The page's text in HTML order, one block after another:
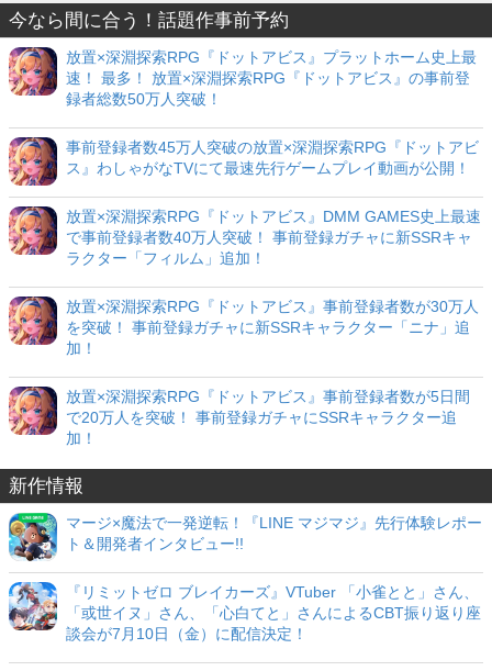
今なら間に合う！話題作事前予約
放置×深淵探索RPG『ドットアビス』プラットホーム史上最
速！ 最多！ 放置×深淵探索RPG『ドットアビス』の事前登
録者総数50万人突破！
事前登録者数45万人突破の放置×深淵探索RPG『ドットアビ
ス』わしゃがなTVにて最速先行ゲームプレイ動画が公開！
放置×深淵探索RPG『ドットアビス』DMM GAMES史上最速
で事前登録者数40万人突破！ 事前登録ガチャに新SSRキャ
ラクター「フィルム」追加！
放置×深淵探索RPG『ドットアビス』事前登録者数が30万人
を突破！ 事前登録ガチャに新SSRキャラクター「ニナ」追
加！
放置×深淵探索RPG『ドットアビス』事前登録者数が5日間
で20万人を突破！ 事前登録ガチャにSSRキャラクター追
加！
新作情報
マージ×魔法で一発逆転！『LINE マジマジ』先行体験レポー
ト＆開発者インタビュー!!
『リミットゼロ ブレイカーズ』VTuber 「小雀とと」さん、
「或世イヌ」さん、「心白てと」さんによるCBT振り返り座
談会が7月10日（金）に配信決定！